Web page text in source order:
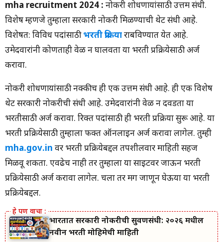
mha recruitment 2024 : नोकरी शोधणाऱ्यांसाठी उत्तम संधी.
विशेष म्हणजे तुम्हाला सरकारी नोकरी मिळण्याची थेट संधी आहे.
विशेषत: विविध पदांसाठीभरती प्रक्रियाराबविण्यात येत आहे.
उमेदवारांनी कोणताही वेळ न घालवता या भरती प्रक्रियेसाठी अर्ज
करावा.
नोकरी शोधणाऱ्यांसाठी नक्कीच ही एक उत्तम संधी आहे. ही एक विशेष
थेट सरकारी नोकरीची संधी आहे. उमेदवारांनी वेळ न दवडता या
भरतीसाठी अर्ज करावा. रिक्त पदांसाठी ही भरती प्रक्रिया सुरू आहे. या
भरती प्रक्रियेसाठी तुम्हाला फक्त ऑनलाइन अर्ज करावा लागेल. तुम्ही
mha.gov.in वर भरती प्रक्रियेबद्दल तपशीलवार माहिती सहज
मिळवू शकता. एवढेच नाही तर तुम्हाला या साइटवर जाऊन भरती
प्रक्रियेसाठी अर्ज करावा लागेल. चला तर मग जाणून घेऊया या भरती
प्रक्रियेबद्दल.
भारतात सरकारी नोकरीची सुवर्णसंधी: २०२६ मधील
नवीन भरती मोहिमेची माहिती